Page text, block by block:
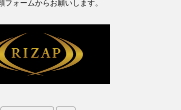
フォームからお願いします。